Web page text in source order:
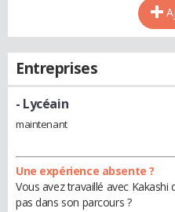
Entreprises
- Lycéain
maintenant
Une expérience absente ?
Vous avez travaillé avec
pas dans son parcours ?